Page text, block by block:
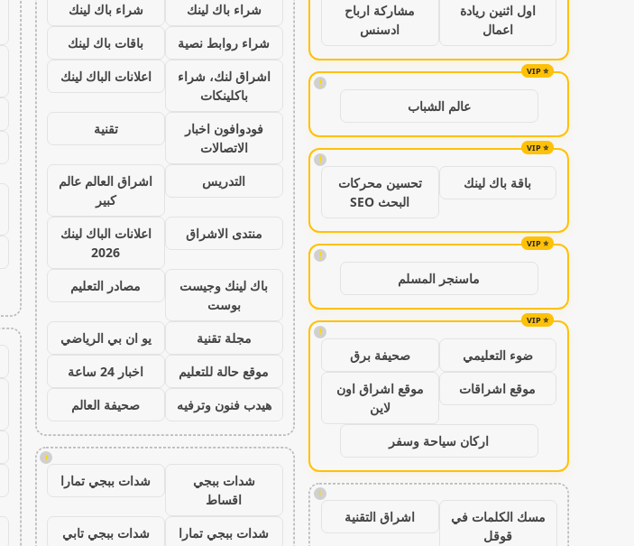
اول اثنين ريادة
اعمال
مشاركة ارباح
ادسنس
!
عالم الشباب
!
باقة باك لينك
تحسين محركات
البحث SEO
!
ماسنجر المسلم
!
ضوء التعليمي
صحيفة برق
موقع اشراقات
موقع اشراق اون
لاين
اركان سياحة وسفر
!
مسك الكلمات في
قوقل
اشراق التقنية
شراء باك لينك
شراء باك لينك
شراء روابط نصية
باقات باك لينك
اشراق لنك، شراء
باكلينكات
اعلانات الباك لينك
فودوافون اخبار
الاتصالات
تقنية
التدريس
اشراق العالم عالم
كبير
منتدى الاشراق
اعلانات الباك لينك
2026
باك لينك وجيست
بوست
مصادر التعليم
مجلة تقنية
يو ان بي الرياضي
موقع حالة للتعليم
اخبار 24 ساعة
هيدب فنون وترفيه
صحيفة العالم
!
شدات ببجي
اقساط
شدات ببجي تمارا
شدات ببجي تمارا
شدات ببجي تابي